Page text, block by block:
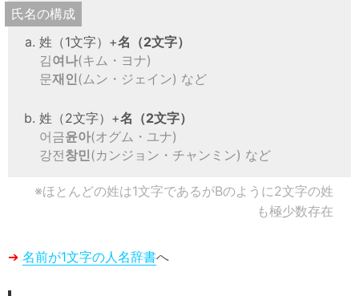
情報
用語集
サイトマップ
氏名の構成
姓（1文字）+名（2文字）
김여나(キム・ヨナ)
문재인(ムン・ジェイン) など
姓（2文字）+名（2文字）
어금윤아(オグム・ユナ)
강전창민(カンジョン・チャンミン) など
※ほとんどの姓は1文字であるがBのように2文字の姓
も極少数存在
➔名前が1文字の人名辞書へ